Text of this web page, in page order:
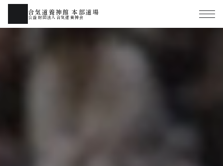
合気道養神館 本部道場
公益財団法人合気道養神会